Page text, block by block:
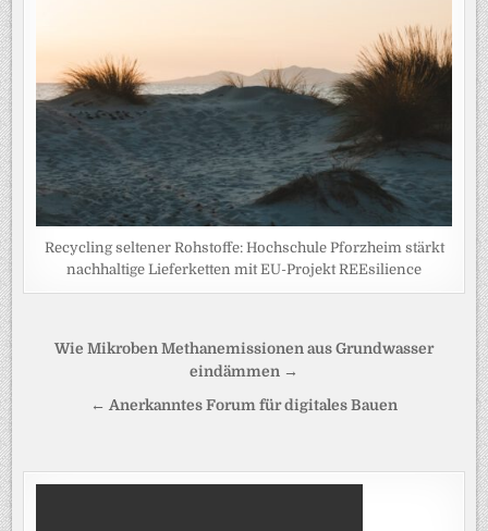
Recycling seltener Rohstoffe: Hochschule Pforzheim stärkt
nachhaltige Lieferketten mit EU-Projekt REEsilience
Beitragsnavigation
Wie Mikroben Methanemissionen aus Grundwasser
eindämmen →
← Anerkanntes Forum für digitales Bauen